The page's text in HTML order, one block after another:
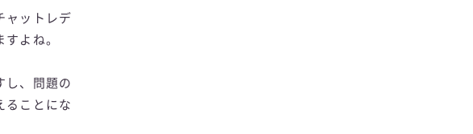
ャットレデ
よね。
し、問題の
ることにな